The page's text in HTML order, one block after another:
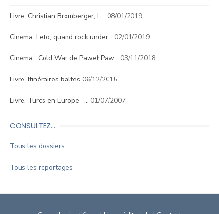
Livre. Christian Bromberger, L… 08/01/2019
Cinéma. Leto, quand rock under… 02/01/2019
Cinéma : Cold War de Paweł Paw… 03/11/2018
Livre. Itinéraires baltes 06/12/2015
Livre. Turcs en Europe –… 01/07/2007
CONSULTEZ…
Tous les dossiers
Tous les reportages